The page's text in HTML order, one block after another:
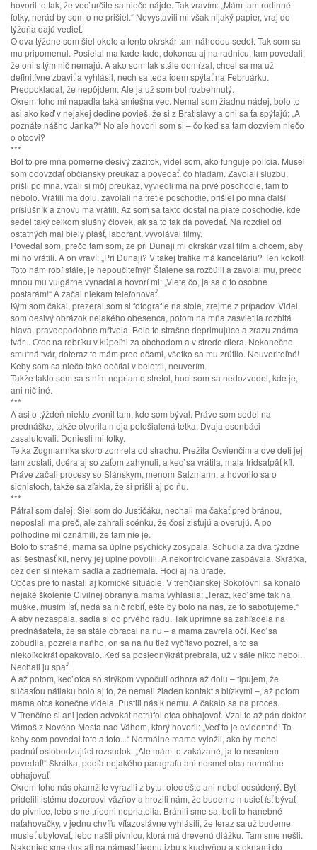
hovoril to tak, že veď určite sa niečo nájde. Tak vravím: „Mám tam rodinné
fotky, nerád by som o ne prišiel.“ Nevystavili mi však nijaký papier, vraj do
týždňa dajú vedieť.
O dva týždne som šiel okolo a tento okrskár tam náhodou sedel. Tak som sa
mu pripomenul. Posielal ma kade-tade, dokonca aj na radnicu, tam povedali,
že oni s tým nič nemajú. A ako som tak stále domŕzal, chcel sa ma už
definitívne zbaviť a vyhlásil, nech sa teda idem spýtať na Februárku.
Predpokladal, že nepôjdem. Ale ja už som bol rozbehnutý.
Okrem toho mi napadla taká smiešna vec. Nemal som žiadnu nádej, bolo to
asi ako keď v nejakej dedine povieš, že si z Bratislavy a oni sa ťa spýtajú: „A
poznáte nášho Janka?“ No ale hovoril som si – čo keď sa tam dozviem niečo
o otcovi?
***
Bol to pre mňa pomerne desivý zážitok, videl som, ako funguje polícia. Musel
som odovzdať občiansky preukaz a povedať, čo hľadám. Zavolali službu,
prišli po mňa, vzali si môj preukaz, vyviedli ma na prvé poschodie, tam to
nebolo. Vrátili ma dolu, zavolali na tretie poschodie, prišiel po mňa ďalší
príslušník a znovu ma vrátili. Až som sa takto dostal na piate poschodie, kde
sedel taký celkom slušný človek, ak sa to tak dá povedať. Na rozdiel od
ostatných mal biely plášť, laborant, vyvolával filmy.
Povedal som, prečo tam som, že pri Dunaji mi okrskár vzal film a chcem, aby
mi ho vrátili. A on vraví: „Pri Dunaji? V takej trafike má kanceláriu? Ten kokot!
Toto nám robí stále, je nepoučiteľný!“ Šialene sa rozčúlil a zavolal mu, predo
mnou mu vulgárne vynadal a hovorí mi: „Viete čo, ja sa o to osobne
postarám!“ A začal niekam telefonovať.
Kým som čakal, prezeral som si fotografie na stole, zrejme z prípadov. Videl
som desivý obrázok nejakého obesenca, potom na mňa zasvietila rozbitá
hlava, pravdepodobne mŕtvola. Bolo to strašne deprimujúce a zrazu známa
tvár... Otec na rebríku v kúpeľni za obchodom a v strede diera. Nekonečne
smutná tvár, doteraz to mám pred očami, všetko sa mu zrútilo. Neuveriteľné!
Keby som sa niečo také dočítal v beletrii, neuverím.
Takže takto som sa s ním nepriamo stretol, hoci som sa nedozvedel, kde je,
ani nič iné.
***
A asi o týždeň niekto zvonil tam, kde som býval. Práve som sedel na
prednáške, takže otvorila moja pološialená tetka. Dvaja esenbáci
zasalutovali. Doniesli mi fotky.
Tetka Zugmannka skoro zomrela od strachu. Prežila Osvienčim a dve deti jej
tam zostali, dcéra aj so zaťom zahynuli, a keď sa vrátila, mala tridsaťpäť kíl.
Práve začali procesy so Slánskym, menom Salzmann, a hovorilo sa o
sionistoch, takže sa zľakla, že si prišli aj po ňu.
***
Pátral som ďalej. Šiel som do Justičáku, nechali ma čakať pred bránou,
neposlali ma preč, ale zahrali scénku, že čosi zisťujú a overujú. A po
polhodine mi oznámili, že tam nie je.
Bolo to strašné, mama sa úplne psychicky zosypala. Schudla za dva týždne
asi šestnásť kíl, nervy jej úplne povolili. A nekontrolovane zaspávala. Skrátka,
cez deň si niekam sadla a zadriemala. Hoci aj na úrade.
Občas pre to nastali aj komické situácie. V trenčianskej Sokolovni sa konalo
nejaké školenie Civilnej obrany a mama vyhlásila: „Teraz, keď sme tak na
muške, musím ísť, nedá sa nič robiť, ešte by bolo na nás, že to sabotujeme.“
A aby nezaspala, sadla si do prvého radu. Tak úprimne sa zahľadela na
prednášateľa, že sa stále obracal na ňu – a mama zavrela oči. Keď sa
zobudila, pozrela naňho, on sa na ňu tiež vyčítavo pozrel, a to sa
niekoľkokrát opakovalo. Keď sa poslednýkrát prebrala, už v sále nikto nebol.
Nechali ju spať.
A až potom, keď otca so strýkom vypočuli odhora až dolu – tipujem, že
súčasťou nátlaku bolo aj to, že nemali žiaden kontakt s blízkymi –, až potom
mama otca konečne videla. Pustili nás k nemu. A čakalo sa na proces.
V Trenčíne si ani jeden advokát netrúfol otca obhajovať. Vzal to až pán doktor
Vámoš z Nového Mesta nad Váhom, ktorý hovoril: „Veď to je evidentné! To
keby som povedal toto a toto...“ Normálne mame vyložil, ako by mohol
padnúť oslobodzujúci rozsudok. „Ale mám to zakázané, ja to nesmiem
povedať!“ Skrátka, podľa nejakého paragrafu ani nesmel otca normálne
obhajovať.
Okrem toho nás okamžite vyrazili z bytu, otec ešte ani nebol odsúdený. Byt
pridelili istému dozorcovi väzňov a hrozili nám, že budeme musieť ísť bývať
do pivnice, lebo sme triedni nepriatelia. Bránili sme sa, boli to hanebné
naťahovačky, v jednu chvíľu víťazoslávne vyhlásili, že teraz sa už budeme
musieť ubytovať, lebo našli pivnicu, ktorá má drevenú dlážku. Tam sme nešli.
Nakoniec sme dostali na námestí jednu izbu s kuchyňou a s oknami do